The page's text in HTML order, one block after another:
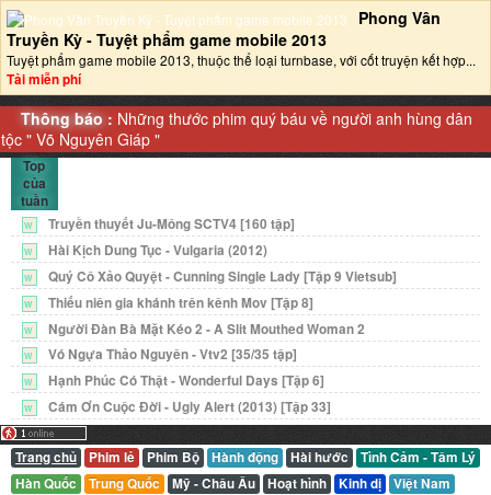
Phong Vân
Truyền Kỳ - Tuyệt phẩm game mobile 2013‎
Tuyệt phẩm game mobile 2013, thuộc thể loại turnbase, với cốt truyện kết hợp...
Tải miễn phí
Thông báo : Những thước phim quý báu về người anh hùng dân
tộc "Võ Nguyên Giáp "
Top
của
tuần
W Truyền thuyết Ju-Mông SCTV4 [160 tập]
W Hài Kịch Dung Tục - Vulgaria (2012)
W Quý Cô Xảo Quyệt - Cunning Single Lady [Tập 9 Vietsub]
W Thiếu niên gia khánh trên kênh Mov [Tập 8]
W Người Đàn Bà Mặt Kéo 2 - A Slit Mouthed Woman 2
W Vó Ngựa Thảo Nguyên - Vtv2 [35/35 tập]
W Hạnh Phúc Có Thật - Wonderful Days [Tập 6]
W Cám Ơn Cuộc Đời - Ugly Alert (2013) [Tập 33]
Trang chủ Phim lẻ Phim Bộ Hành động Hài hước
Tình Cảm - Tâm Lý
Hàn Quốc
Trung Quốc Mỹ - Châu Âu Hoạt hình Kinh dị
Việt Nam